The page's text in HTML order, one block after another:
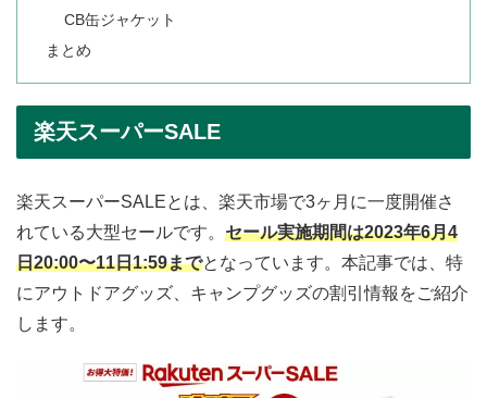
CB缶ジャケット
まとめ
楽天スーパーSALE
楽天スーパーSALEとは、楽天市場で3ヶ月に一度開催さ
れている大型セールです。 セール実施期間は2023年6月4
日20:00〜11日1:59までとなっています。本記事では、特
にアウトドアグッズ、キャンプグッズの割引情報をご紹介
します。